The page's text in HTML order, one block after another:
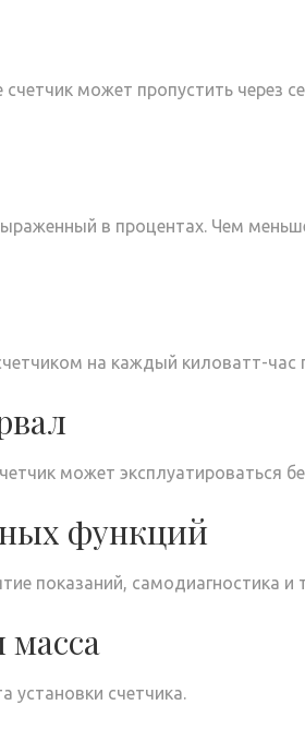
может пропустить через
в процентах. Чем
на каждый киловатт-час
может эксплуатироваться
функций
показаний, самодиагностика и
счетчика.